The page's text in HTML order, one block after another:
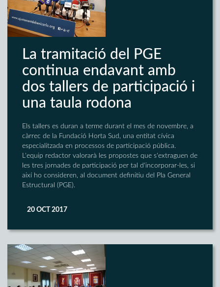
La tramitació del PGE
continua endavant amb
dos tallers de participació i
una taula rodona
Els tallers es duran a terme durant el mes de novembre, a
càrrec de la Fundació Horta Sud, una entitat cívica
especialitzada en processos de participació pública.
L'equip redactor valorarà les propostes que s'extraguen de
les tres jornades de participació per tal d'incorporar-les, si
així ho consideren, al document definitiu del Pla General
Estructural (PGE).
20 OCT 2017